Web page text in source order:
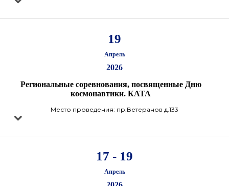
19
Апрель
2026
Региональные соревнования, посвященные Дню
космонавтики. КАТА
Место проведения: пр.Ветеранов д.133
17 - 19
Апрель